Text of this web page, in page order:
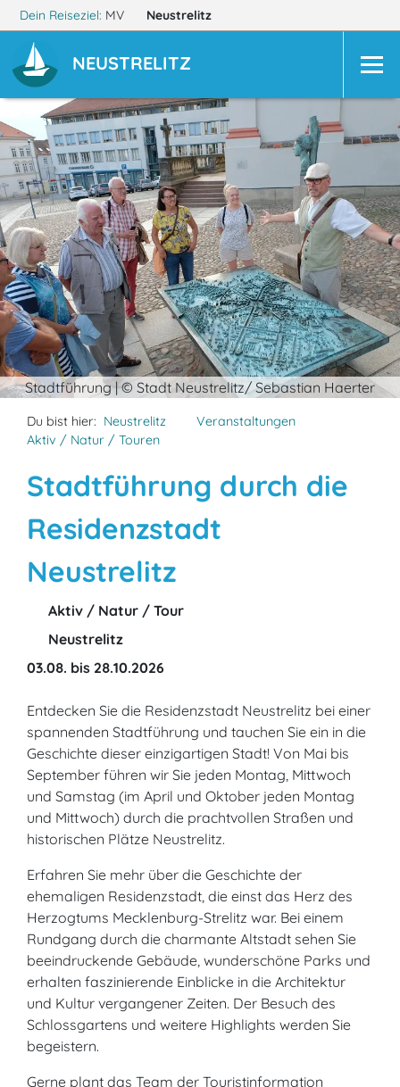
Dein Reiseziel: MV Neustrelitz
NEUSTRELITZ
Stadtführung | © Stadt Neustrelitz/ Sebastian Haerter
Du bist hier: Neustrelitz
Veranstaltungen
Aktiv / Natur / Touren
Stadtführung durch die
Residenzstadt
Neustrelitz
Aktiv / Natur / Tour
Neustrelitz
03.08. bis 28.10.2026
Entdecken Sie die Residenzstadt Neustrelitz bei einer
spannenden Stadtführung und tauchen Sie ein in die
Geschichte dieser einzigartigen Stadt! Von Mai bis
September führen wir Sie jeden Montag, Mittwoch
und Samstag (im April und Oktober jeden Montag
und Mittwoch) durch die prachtvollen Straßen und
historischen Plätze Neustrelitz.
Erfahren Sie mehr über die Geschichte der
ehemaligen Residenzstadt, die einst das Herz des
Herzogtums Mecklenburg-Strelitz war. Bei einem
Rundgang durch die charmante Altstadt sehen Sie
beeindruckende Gebäude, wunderschöne Parks und
erhalten faszinierende Einblicke in die Architektur
und Kultur vergangener Zeiten. Der Besuch des
Schlossgartens und weitere Highlights werden Sie
begeistern.
Gerne plant das Team der Touristinformation